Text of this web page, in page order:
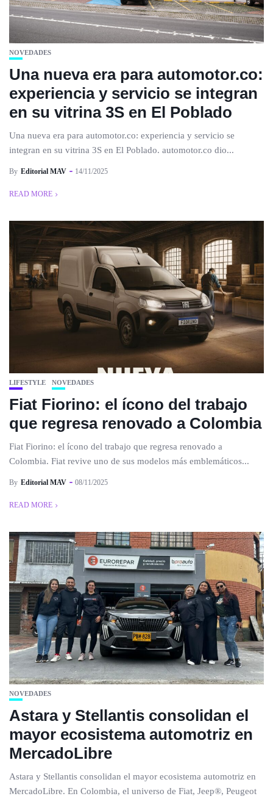
NOVEDADES
Una nueva era para automotor.co:
experiencia y servicio se integran
en su vitrina 3S en El Poblado
Una nueva era para automotor.co: experiencia y servicio se
integran en su vitrina 3S en El Poblado. automotor.co dio...
By Editorial MAV 14/11/2025
READ MORE
LIFESTYLE NOVEDADES
Fiat Fiorino: el ícono del trabajo
que regresa renovado a Colombia
Fiat Fiorino: el ícono del trabajo que regresa renovado a
Colombia. Fiat revive uno de sus modelos más emblemáticos...
By Editorial MAV 08/11/2025
READ MORE
NOVEDADES
Astara y Stellantis consolidan el
mayor ecosistema automotriz en
MercadoLibre
Astara y Stellantis consolidan el mayor ecosistema automotriz en
MercadoLibre. En Colombia, el universo de Fiat, Jeep®, Peugeot